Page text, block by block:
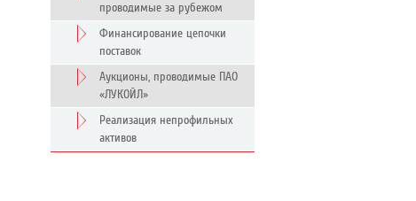
проводимые за рубежом
Финансирование цепочки
поставок
Аукционы, проводимые ПАО
«ЛУКОЙЛ»
Реализация непрофильных
активов